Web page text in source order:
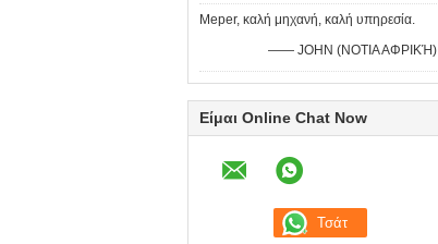
Meper, καλή μηχανή, καλή υπηρεσία.
—— JOHN (ΝΟΤΙΑ ΑΦΡΙΚΉ)
Είμαι Online Chat Now